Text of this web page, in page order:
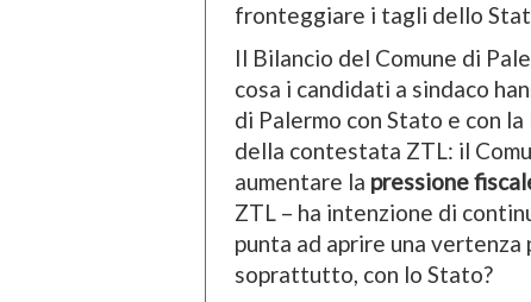
fronteggiare i tagli dello
Il Bilancio del Comune di
cosa i candidati a sindaco
di Palermo con Stato e con
della contestata ZTL: il
aumentare la pressione
ZTL – ha intenzione di
punta ad aprire una vertenza
soprattutto, con lo Stato?